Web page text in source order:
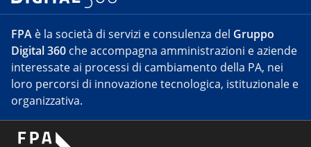
FPA è la società di servizi e consulenza del Gruppo
Digital 360 che accompagna amministrazioni e aziende
interessate ai processi di cambiamento della PA, nei
loro percorsi di innovazione tecnologica, istituzionale e
organizzativa.